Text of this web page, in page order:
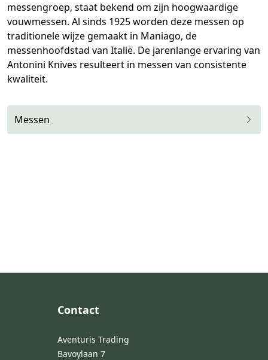
messengroep, staat bekend om zijn hoogwaardige
vouwmessen. Al sinds 1925 worden deze messen op
traditionele wijze gemaakt in Maniago, de
messenhoofdstad van Italië. De jarenlange ervaring van
Antonini Knives resulteert in messen van consistente
kwaliteit.
Messen
Contact
Aventuris Trading
Bavoylaan 7